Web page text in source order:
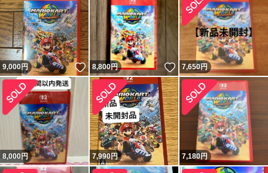
9,000円 いいね！
8,800円 いいね！
7,650円
8,000円 7,990円 7,180円